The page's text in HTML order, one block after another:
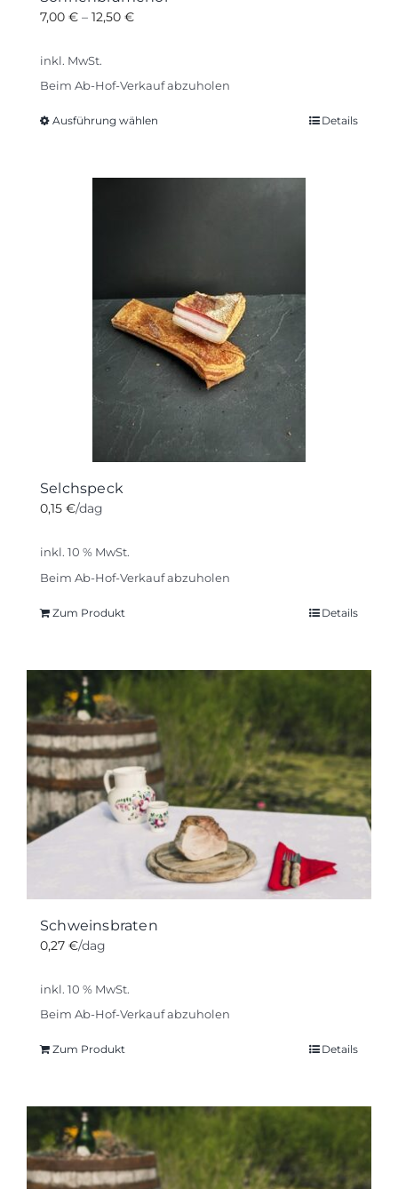
7,00 € – 12,50 €
inkl. MwSt.
Beim Ab-Hof-Verkauf abzuholen
Ausführung wählen
können
auf
der
Produktseite
gewählt
werden
Details
Selchspeck
0,15 €/dag
inkl. 10 % MwSt.
Beim Ab-Hof-Verkauf abzuholen
Zum Produkt Details
Schweinsbraten
0,27 €/dag
inkl. 10 % MwSt.
Beim Ab-Hof-Verkauf abzuholen
Zum Produkt Details